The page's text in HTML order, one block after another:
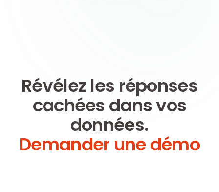
Révélez les réponses
cachées dans vos
données.
Demander une démo